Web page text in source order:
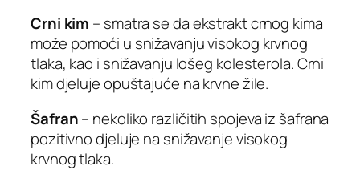
Crni kim – smatra se da ekstrakt crnog kima
može pomoći u snižavanju visokog krvnog
tlaka, kao i snižavanju lošeg kolesterola. Crni
kim djeluje opuštajuće na krvne žile.
Šafran– nekoliko različitih spojeva iz šafrana
pozitivno djeluje na snižavanje visokog
krvnog tlaka.